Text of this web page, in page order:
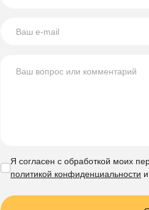
Я согласен с обработкой моих
политикой конфиденциальности и